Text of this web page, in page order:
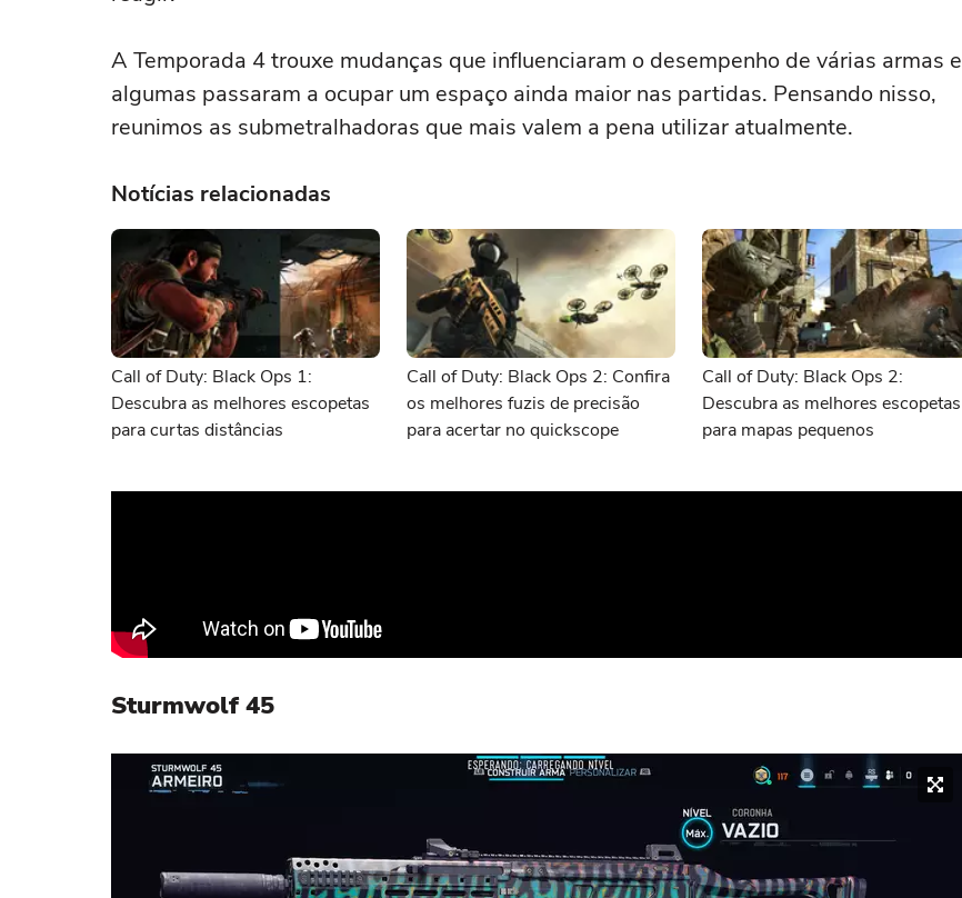
A Temporada 4 trouxe mudanças que influenciaram o desempenho de várias armas e
algumas passaram a ocupar um espaço ainda maior nas partidas. Pensando nisso,
reunimos as submetralhadoras que mais valem a pena utilizar atualmente.
Notícias relacionadas
Call of Duty: Black Ops 1:
Descubra as melhores escopetas
para curtas distâncias
Call of Duty: Black Ops 2: Confira
os melhores fuzis de precisão
para acertar no quickscope
Call of Duty: Black Ops 2:
Descubra as melhores escopetas
para mapas pequenos
Sturmwolf 45